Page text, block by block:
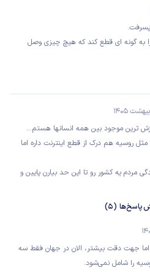
به گونه ای قطع کند که هیچ چیزی وصل
ترین موجود بین همه انسانها‌ هستم...
مثل روسیه هم درک از قطع اینترنت داره اما
مردم یه کشور رو تا این حد بیارن پایین و
پاسخ‌ها (5)
جهت دقت بیشتر، الان در جهان فقط سه
را شامل نمی‌شود.